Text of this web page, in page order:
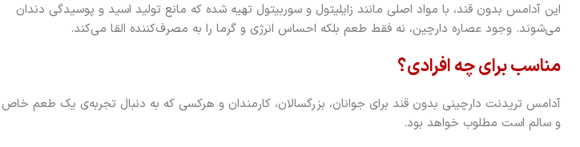
این آدامس بدون قند، با مواد اصلی مانند زایلیتول و سوربیتول تهیه شده که مانع تولید اسید و پوسیدگی دندان
می‌شوند. وجود عصاره دارچین، نه فقط طعم بلکه احساس انرژی و گرما را به مصرف‌کننده القا می‌کند.
مناسب برای چه افرادی؟
آدامس تریدنت دارچینی بدون قند برای جوانان، بزرگسالان، کارمندان و هرکسی که به دنبال تجربه‌ی یک طعم خاص
و سالم است مطلوب خواهد بود.